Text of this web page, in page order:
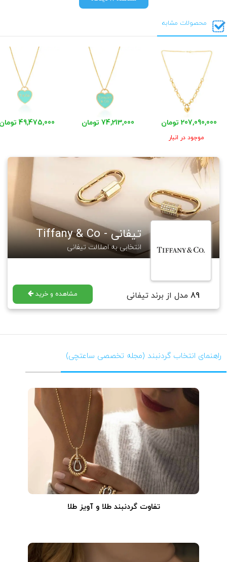
محصولات مشابه
207,090,000 تومان
موجود در انبار
74,213,000 تومان 49,475,000 تومان
تیفانی - Tiffany & Co
انتخابی به اصلالت تیفانی
89 مدل از برند تیفانی مشاهده و خرید
راهنمای انتخاب گردنبند (مجله تخصصی ساعتچی)
تفاوت گردنبند طلا و آویز طلا